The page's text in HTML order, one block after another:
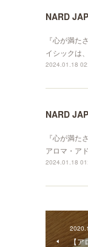
NARD
『心が満
イシックは
2024.01.18
NARD
『心が満
アロマ・ア
2024.01.18
【ア